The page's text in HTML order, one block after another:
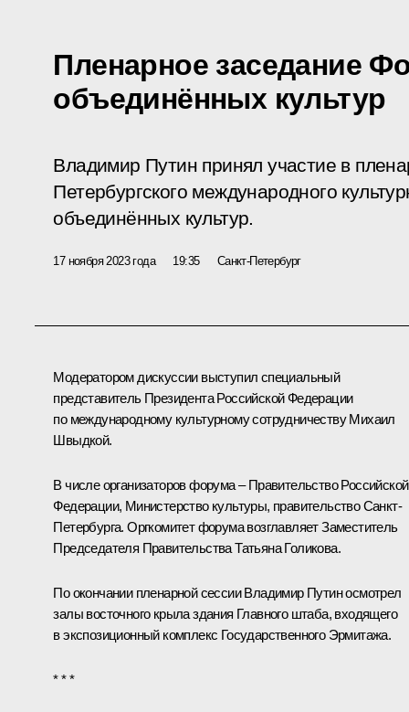
Пленарное заседание
объединённых культур
Владимир Путин принял участие в
Петербургского международного
объединённых культур.
17 ноября 2023 года 19:35 Санкт-Петербург
Модератором дискуссии выступил специальный
представитель Президента Российской Федерации
по международному культурному сотрудничеству Михаил
Швыдкой.
В числе организаторов форума – Правительство Российской
Федерации, Министерство культуры, правительство Санкт-
Петербурга. Оргкомитет форума возглавляет Заместитель
Председателя ПравительстваТатьяна Голикова.
По окончании пленарной сессии Владимир Путин осмотрел
залы восточного крыла здания Главного штаба, входящего
в экспозиционный комплекс Государственного Эрмитажа.
* * *